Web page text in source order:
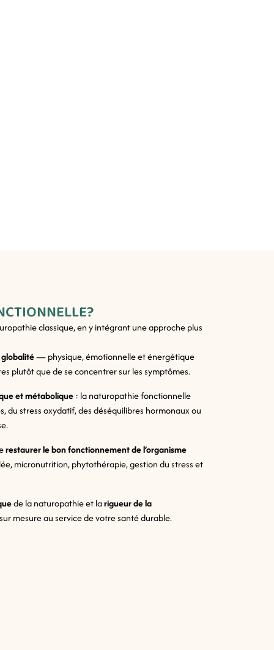
classique, en y intégrant une approche plus
globalité— physique, émotionnelle et énergétique
plutôt que de se concentrer sur les symptômes.
et métabolique: la naturopathie fonctionnelle
du stress oxydatif, des déséquilibres hormonaux ou
restaurer le bon fonctionnement de l’organisme
micronutrition, phytothérapie, gestion du stress et
de la naturopathie et larigueur de la
mesure au service de votre santé durable.